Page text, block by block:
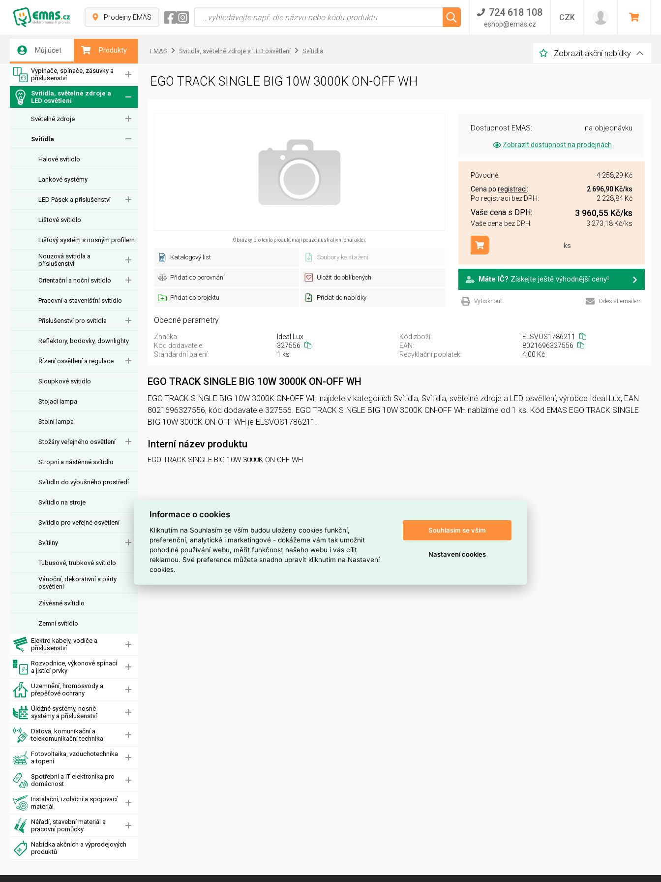
Prodejny EMAS 724 618 108
eshop@emas.cz
CZK
Můj účet Produkty
Vypínače, spínače, zásuvky a
příslušenství
Svítidla, světelné zdroje a
LED osvětlení
Světelné zdroje
Svítidla
Halové svítidlo
Lankové systémy
LED Pásek a příslušenství
Lištové svítidlo
Lištový systém s nosným profilem
Nouzová svítidla a
příslušenství
Orientační a noční svítidlo
Pracovní a stavenišťní svítidlo
Příslušenství pro svítidla
Reflektory, bodovky, downlighty
Řízení osvětlení a regulace
Sloupkové svítidlo
Stojací lampa
Stolní lampa
Stožáry veřejného osvětlení
Stropní a nástěnné svítidlo
Svítidlo do výbušného prostředí
Svítidlo na stroje
Svítidlo pro veřejné osvětlení
Svítilny
Tubusové, trubkové svítidlo
Vánoční, dekorativní a párty
osvětlení
Závěsné svítidlo
Zemní svítidlo
Elektro kabely, vodiče a
příslušenství
Rozvodnice, výkonové spínací
a jistící prvky
Uzemnění, hromosvody a
přepěťové ochrany
Úložné systémy, nosné
systémy a příslušenství
Datová, komunikační a
telekomunikační technika
Fotovoltaika, vzduchotechnika
a topení
Spotřební a IT elektronika pro
domácnost
Instalační, izolační a spojovací
materiál
Nářadí, stavební materiál a
pracovní pomůcky
Nabídka akčních a výprodejových
produktů
EMAS Svítidla, světelné zdroje a LED osvětlení Svítidla Zobrazit akční nabídky
EGO TRACK SINGLE BIG 10W 3000K ON-OFF WH
Obrázky pro tento produkt mají pouze ilustrativní charakter.
Katalogový list Soubory ke stažení
Přidat do porovnání Uložit do oblíbených
Přidat do projektu Přidat do nabídky
Dostupnost EMAS: na objednávku
Zobrazit dostupnost na prodejnách
Původně:
4 258,29 Kč
Cena po registraci: 2 696,90 Kč/ks
Po registraci bez DPH:
2 228,84 Kč
Vaše cena s DPH: 3 960,55 Kč/ks
Vaše cena bez DPH: 3 273,18 Kč/ks
ks
Přidat do košíku
Máte IČ? Získejte ještě výhodnější ceny!
Vytisknout Odeslat emailem
Obecné parametry
Značka: Ideal Lux Kód zboží:
ELSVOS1786211
Kód dodavatele:
327556 EAN:
8021696327556
Standardní balení:
1 ks Recyklační poplatek: 4,00 Kč
EGO TRACK SINGLE BIG 10W 3000K ON-OFF WH
EGO TRACK SINGLE BIG 10W 3000K ON-OFF WH najdete v kategoriích Svítidla, Svítidla, světelné zdroje a LED osvětlení, výrobce Ideal Lux, EAN
8021696327556, kód dodavatele 327556. EGO TRACK SINGLE BIG 10W 3000K ON-OFF WH nabízíme od 1 ks. Kód EMAS EGO TRACK SINGLE
BIG 10W 3000K ON-OFF WH je ELSVOS1786211.
Interní název produktu
EGO TRACK SINGLE BIG 10W 3000K ON-OFF WH
Informace o cookies
Kliknutím na Souhlasím se vším budou uloženy cookies funkční,
preferenční, analytické i marketingové - dokážeme vám tak umožnit
pohodlné používání webu, měřit funkčnost našeho webu i vás cílit
reklamou. Své preference můžete snadno upravit kliknutím na Nastavení
cookies.
Souhlasím se vším
Nastavení cookies